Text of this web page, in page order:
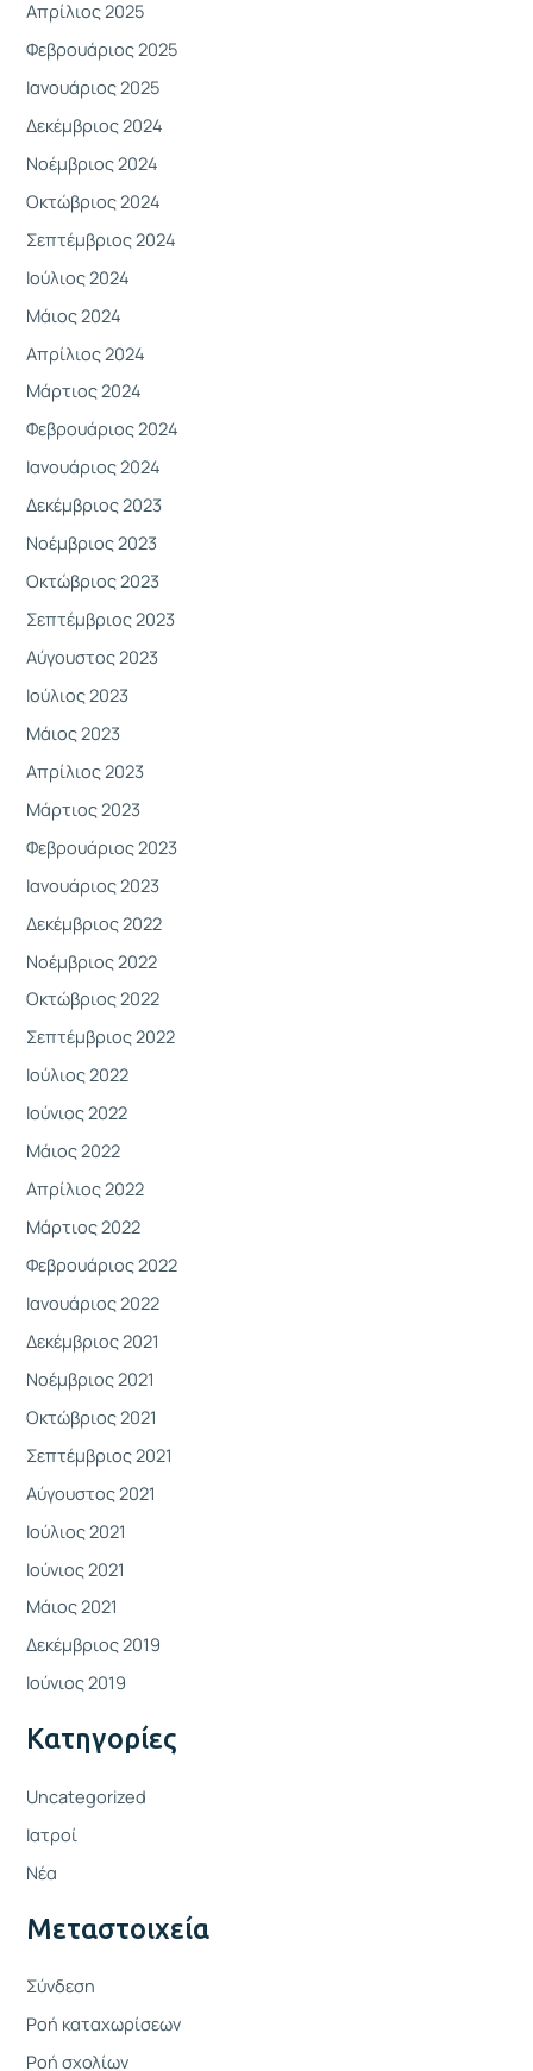
Απρίλιος 2025
Φεβρουάριος 2025
Ιανουάριος 2025
Δεκέμβριος 2024
Νοέμβριος 2024
Οκτώβριος 2024
Σεπτέμβριος 2024
Ιούλιος 2024
Μάιος 2024
Απρίλιος 2024
Μάρτιος 2024
Φεβρουάριος 2024
Ιανουάριος 2024
Δεκέμβριος 2023
Νοέμβριος 2023
Οκτώβριος 2023
Σεπτέμβριος 2023
Αύγουστος 2023
Ιούλιος 2023
Μάιος 2023
Απρίλιος 2023
Μάρτιος 2023
Φεβρουάριος 2023
Ιανουάριος 2023
Δεκέμβριος 2022
Νοέμβριος 2022
Οκτώβριος 2022
Σεπτέμβριος 2022
Ιούλιος 2022
Ιούνιος 2022
Μάιος 2022
Απρίλιος 2022
Μάρτιος 2022
Φεβρουάριος 2022
Ιανουάριος 2022
Δεκέμβριος 2021
Νοέμβριος 2021
Οκτώβριος 2021
Σεπτέμβριος 2021
Αύγουστος 2021
Ιούλιος 2021
Ιούνιος 2021
Μάιος 2021
Δεκέμβριος 2019
Ιούνιος 2019
Kατηγορίες
Uncategorized
Ιατροί
Νέα
Μεταστοιχεία
Σύνδεση
Ροή καταχωρίσεων
Ροή σχολίων